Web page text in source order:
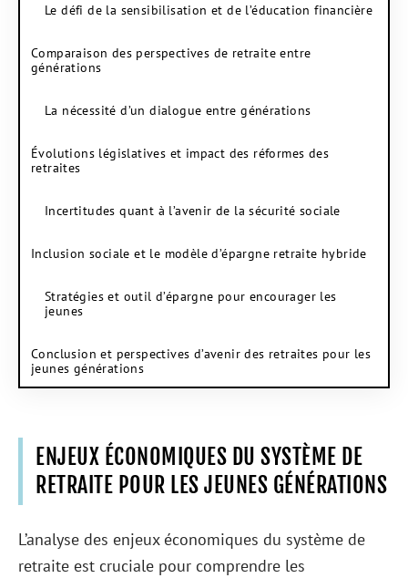
Le défi de la sensibilisation et de l’éducation financière
Comparaison des perspectives de retraite entre
générations
La nécessité d’un dialogue entre générations
Évolutions législatives et impact des réformes des
retraites
Incertitudes quant à l’avenir de la sécurité sociale
Inclusion sociale et le modèle d’épargne retraite hybride
Stratégies et outil d’épargne pour encourager les
jeunes
Conclusion et perspectives d’avenir des retraites pour les
jeunes générations
ENJEUX ÉCONOMIQUES DU SYSTÈME DE
RETRAITE POUR LES JEUNES GÉNÉRATIONS
L’analyse des enjeux économiques du système de
retraite est cruciale pour comprendre les